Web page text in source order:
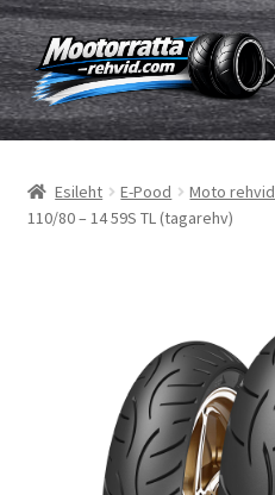
Liigu
navigeerimisele
Liigu
sisu
juurde
Rehvid
Sisekumm
Esileht E-Pood Moto rehvid
110/80 – 14 59S TL (tagarehv)